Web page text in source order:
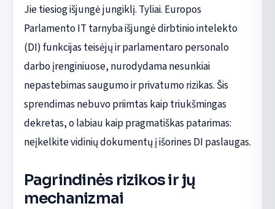
Jie tiesiog išjungė jungiklį. Tyliai. Europos
Parlamento IT tarnyba išjungė dirbtinio intelekto
(DI) funkcijas teisėjų ir parlamentaro personalo
darbo įrenginiuose, nurodydama nesunkiai
nepastebimas saugumo ir privatumo rizikas. Šis
sprendimas nebuvo priimtas kaip triukšmingas
dekretas, o labiau kaip pragmatiškas patarimas:
neįkelkite vidinių dokumentų į išorines DI paslaugas.
Pagrindinės rizikos ir jų
mechanizmai